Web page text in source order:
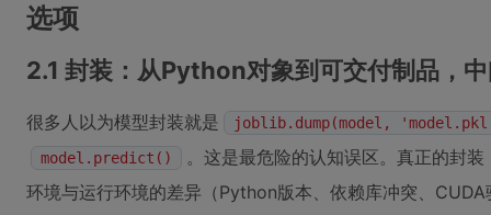
选项
2.1 封装：从Python对象到可交付制品，
很多人以为模型封装就是
joblib.dump(model,
model.predict()
。这是最危险的认知误区。真正的封装
环境与运行环境的差异（Python版本、依赖库冲突、